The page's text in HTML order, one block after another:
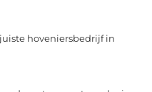
hoveniersbedrijf in